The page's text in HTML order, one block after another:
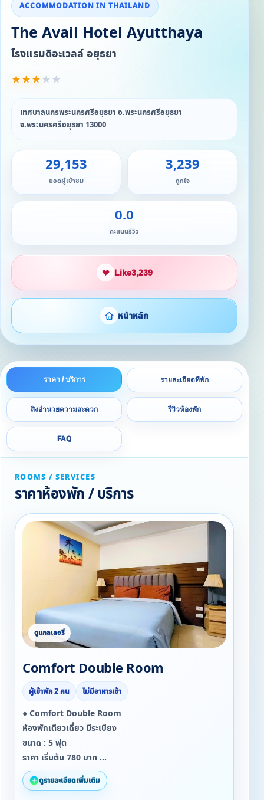
ACCOMMODATION IN THAILAND
The Avail Hotel Ayutthaya
โรงแรมดิอะเวลล์ อยุธยา
★★★★★
เทศบาลนครพระนครศรีอยุธยา อ.พระนครศรีอยุธยา
จ.พระนครศรีอยุธยา 13000
29,153
ยอดผู้เข้าชม
3,239
ถูกใจ
0.0
คะแนนรีวิว
❤ Like3,239
หน้าหลัก
ราคา / บริการ รายละเอียดที่พัก
สิ่งอำนวยความสะดวก รีวิวห้องพัก
FAQ
ROOMS / SERVICES
ราคาห้องพัก / บริการ
Comfort Double Room
ผู้เข้าพัก 2 คน ไม่มีอาหารเช้า
● Comfort Double Room
ห้องพักเตียวเดี่ยว มีระเบียง
ขนาด : 5 ฟุต
ราคา เริ่มต้น 780 บาท
จำนวนผู้เข้าพัก : 2 ท่าน
ดูรายละเอียดเพิ่มเติม